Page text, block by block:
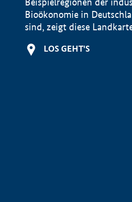
Bioökonomie in
sind, zeigt diese
LOS GEHT'S